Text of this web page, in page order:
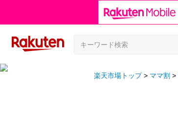
楽天市場トップ ママ割